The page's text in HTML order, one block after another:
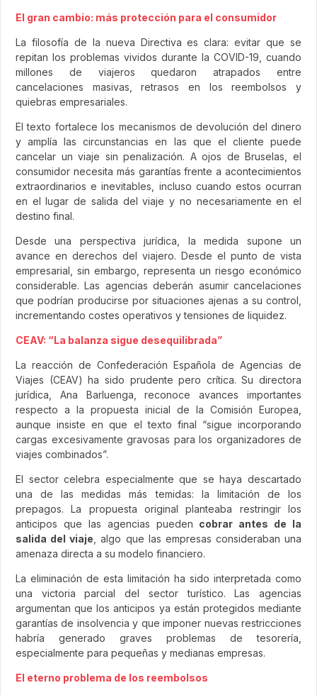
El gran cambio: más protección para el consumidor
La filosofía de la nueva Directiva es clara: evitar que se
repitan los problemas vividos durante la COVID-19, cuando
millones de viajeros quedaron atrapados entre
cancelaciones masivas, retrasos en los reembolsos y
quiebras empresariales.
El texto fortalece los mecanismos de devolución del dinero
y amplía las circunstancias en las que el cliente puede
cancelar un viaje sin penalización. A ojos de Bruselas, el
consumidor necesita más garantías frente a acontecimientos
extraordinarios e inevitables, incluso cuando estos ocurran
en el lugar de salida del viaje y no necesariamente en el
destino final.
Desde una perspectiva jurídica, la medida supone un
avance en derechos del viajero. Desde el punto de vista
empresarial, sin embargo, representa un riesgo económico
considerable. Las agencias deberán asumir cancelaciones
que podrían producirse por situaciones ajenas a su control,
incrementando costes operativos y tensiones de liquidez.
CEAV: “La balanza sigue desequilibrada”
La reacción de Confederación Española de Agencias de
Viajes (CEAV) ha sido prudente pero crítica. Su directora
jurídica, Ana Barluenga, reconoce avances importantes
respecto a la propuesta inicial de la Comisión Europea,
aunque insiste en que el texto final “sigue incorporando
cargas excesivamente gravosas para los organizadores de
viajes combinados”.
El sector celebra especialmente que se haya descartado
una de las medidas más temidas: la limitación de los
prepagos. La propuesta original planteaba restringir los
anticipos que las agencias pueden cobrar antes de la
salida del viaje , algo que las empresas consideraban una
amenaza directa a su modelo financiero.
La eliminación de esta limitación ha sido interpretada como
una victoria parcial del sector turístico. Las agencias
argumentan que los anticipos ya están protegidos mediante
garantías de insolvencia y que imponer nuevas restricciones
habría generado graves problemas de tesorería,
especialmente para pequeñas y medianas empresas.
El eterno problema de los reembolsos